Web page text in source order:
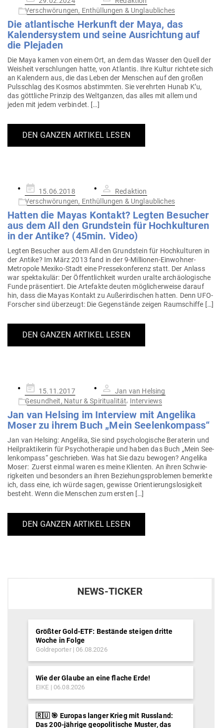
am
Verschwörungen, Enthüllungen & Unglaubliches
Die atlan­tische Her­kunft der Maya, das
Kalen­der­system und seine Aus­richtung auf
die Plejaden
Die Maya kamen von einem Ort, an dem das Wasser den Quell der
Weisheit ver­schlungen hatte, von Atlantis. Ihre Kultur richtete sich
an Kalendern aus, die das Leben der Men­schen auf den großen
Puls­schlag des Kosmos abstimmten. Sie ver­ehrten Hunab K’u,
das gött­liche Prinzip des Welt­ganzen, das alles mit allem und
jeden mit jedem verbindet. […]
DEN GANZEN ARTIKEL LESEN
Gepostet
am
15.06.2018
Redaktion
Verschwörungen, Enthüllungen & Unglaubliches
Hatten die Mayas Kontakt? Legten Besucher
aus dem All den Grund­stein für Hoch­kul­turen
in der Antike? (45min. Video)
Legten Besucher aus dem All den Grund­stein für Hoch­kul­turen in
der Antike? Im März 2013 fand in der 9‑Mil­­lionen-Ein­­wohner-
Metropole Mexiko-Stadt eine Pres­se­kon­ferenz statt. Der Anlass
war spek­ta­kulär: Der Öffent­lichkeit wurden uralte archäo­lo­gische
Funde prä­sen­tiert. Die Arte­fakte deuten mög­li­cher­weise darauf
hin, dass die Mayas Kontakt zu Außer­ir­di­schen hatten. Denn UFO-
For­­scher sind über­zeugt: Die Gegen­stände zeigen Raumschiffe […]
DEN GANZEN ARTIKEL LESEN
Gepostet
am
15.11.2017
Jan van Helsing
Gesundheit, Natur & Spiritualität, Interviews
Jan van Helsing im Interview mit Angelika
Moser zu ihrem Buch „Mein Seelenkompass“
Jan van Helsing: Angelika, Sie sind psy­cho­lo­gische Bera­terin und
Heil­prak­ti­kerin für Psy­cho­the­rapie und haben das Buch „Mein See­
len­kompass“ geschrieben. Was hat Sie dazu bewogen? Angelika
Moser: Zuerst einmal waren es meine Kli­enten. An ihren Schwie­
rig­keiten und besonders an ihren Bezie­hungs­pro­blemen bemerkte
ich, dass eine, ich würde sagen, gewisse Ori­en­tie­rungs­lo­sigkeit
besteht. Wenn die Men­schen zum ersten […]
DEN GANZEN ARTIKEL LESEN
NEWS-TICKER
Größter Gold-ETF: Bestände steigen dritte
Woche in Folge
Goldreporter 06.08.2026
Wie der Glaube an eine flache Erde!
EIKE 06.08.2026
🇷🇺 🎯 Europas langer Krieg mit Russland:
Das 200-jährige geopolitische Muster, das